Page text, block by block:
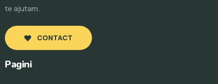
te ajutam.
CONTACT
Pagini